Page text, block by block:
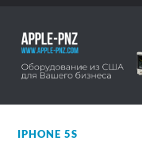
IPHONE 5S